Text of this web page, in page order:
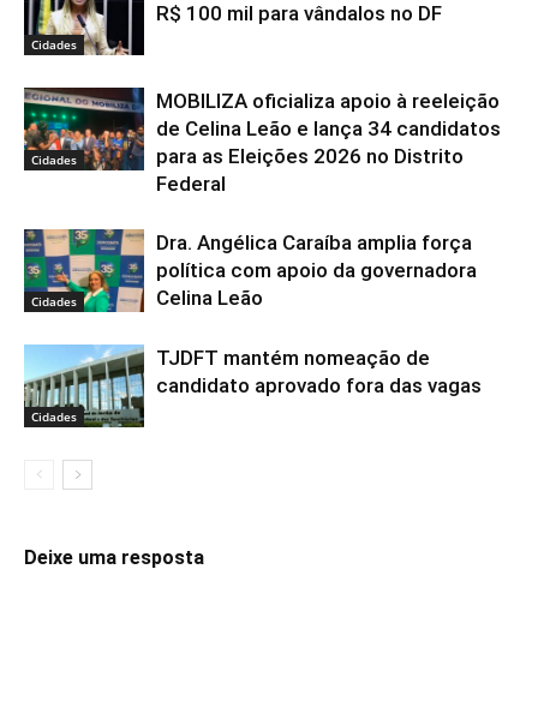
Cidades
R$ 100 mil para vândalos no DF
Cidades
MOBILIZA oficializa apoio à reeleição
de Celina Leão e lança 34 candidatos
para as Eleições 2026 no Distrito
Federal
Cidades
Dra. Angélica Caraíba amplia força
política com apoio da governadora
Celina Leão
Cidades
TJDFT mantém nomeação de
candidato aprovado fora das vagas
Deixe uma resposta